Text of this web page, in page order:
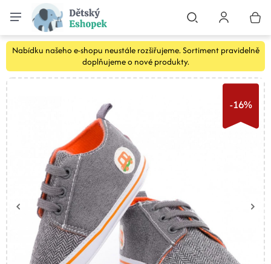
Nabídku našeho e-shopu neustále rozšiřujeme. Sortiment pravidelně
doplňujeme o nové produkty.
-16%